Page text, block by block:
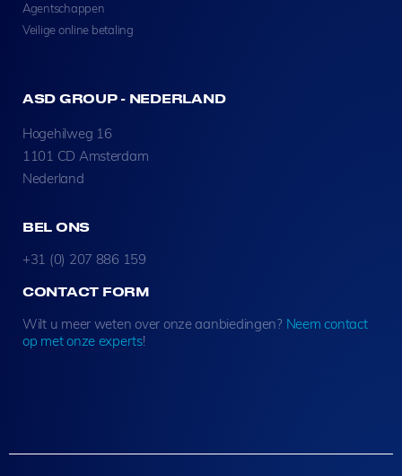
Agentschappen
Veilige online betaling
ASD GROUP - NEDERLAND
Hogehilweg 16
1101 CD Amsterdam
Nederland
BEL ONS
+31 (0) 207 886 159
CONTACT FORM
Wilt u meer weten over onze aanbiedingen? Neem contact
op met onze experts!